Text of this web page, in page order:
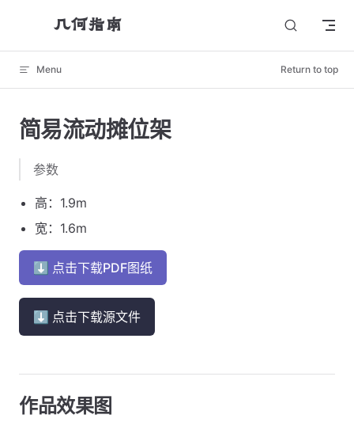
Skip to content
几何指南
Menu Return to top
简易流动摊位架
参数
高：1.9m
宽：1.6m
⬇ 点击下载PDF图纸
⬇ 点击下载源文件
作品效果图